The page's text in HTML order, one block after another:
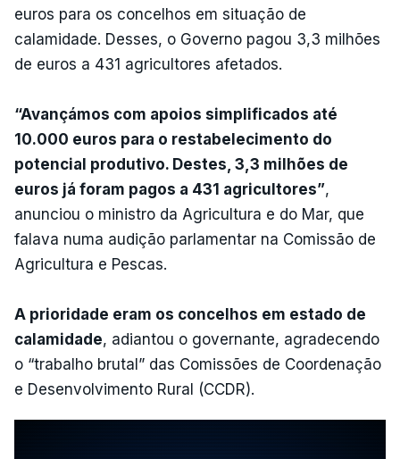
euros para os concelhos em situação de
calamidade. Desses, o Governo pagou 3,3 milhões
de euros a 431 agricultores afetados.
“Avançámos com apoios simplificados até
10.000 euros para o restabelecimento do
potencial produtivo. Destes, 3,3 milhões de
euros já foram pagos a 431 agricultores”,
anunciou o ministro da Agricultura e do Mar, que
falava numa audição parlamentar na Comissão de
Agricultura e Pescas.
A prioridade eram os concelhos em estado de
calamidade, adiantou o governante, agradecendo
o “trabalho brutal” das Comissões de Coordenação
e Desenvolvimento Rural (CCDR).